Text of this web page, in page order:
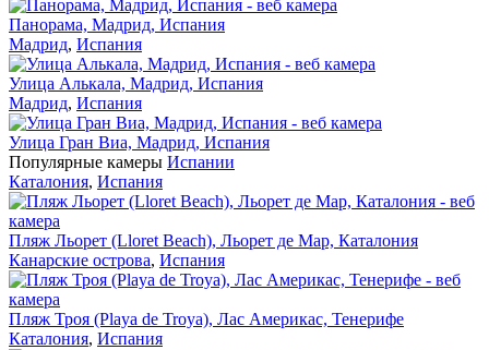
Панорама, Мадрид, Испания
Мадрид, Испания
Улица Алькала, Мадрид, Испания
Мадрид, Испания
Улица Гран Виа, Мадрид, Испания
Популярные камеры Испании
Каталония, Испания
Пляж Льорет (Lloret Beach), Льорет де Мар, Каталония
Канарские острова, Испания
Пляж Троя (Playa de Troya), Лас Америкас, Тенерифе
Каталония, Испания